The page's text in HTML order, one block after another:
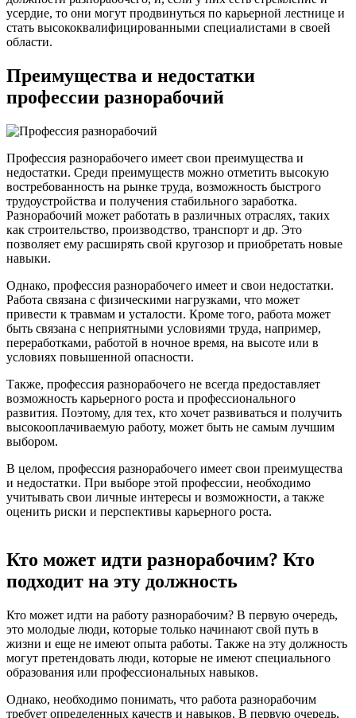
усердие, то они могут продвинуться по карьерной лестнице и
стать высококвалифицированными специалистами в своей
области.
Преимущества и недостатки
профессии разнорабочий
Профессия разнорабочего имеет свои преимущества и
недостатки. Среди преимуществ можно отметить высокую
востребованность на рынке труда, возможность быстрого
трудоустройства и получения стабильного заработка.
Разнорабочий может работать в различных отраслях, таких
как строительство, производство, транспорт и др. Это
позволяет ему расширять свой кругозор и приобретать новые
навыки.
Однако, профессия разнорабочего имеет и свои недостатки.
Работа связана с физическими нагрузками, что может
привести к травмам и усталости. Кроме того, работа может
быть связана с неприятными условиями труда, например,
переработками, работой в ночное время, на высоте или в
условиях повышенной опасности.
Также, профессия разнорабочего не всегда предоставляет
возможность карьерного роста и профессионального
развития. Поэтому, для тех, кто хочет развиваться и получить
высокооплачиваемую работу, может быть не самым лучшим
выбором.
В целом, профессия разнорабочего имеет свои преимущества
и недостатки. При выборе этой профессии, необходимо
учитывать свои личные интересы и возможности, а также
оценить риски и перспективы карьерного роста.
Кто может идти разнорабочим? Кто
подходит на эту должность
Кто может идти на работу разнорабочим? В первую очередь,
это молодые люди, которые только начинают свой путь в
жизни и еще не имеют опыта работы. Также на эту должность
могут претендовать люди, которые не имеют специального
образования или профессиональных навыков.
Однако, необходимо понимать, что работа разнорабочим
требует определенных качеств и навыков. В первую очередь,